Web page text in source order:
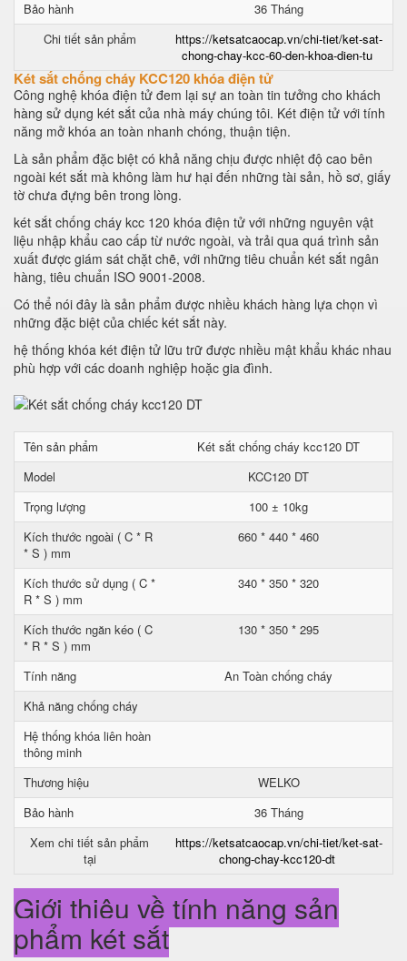
Bảo hành
36 Tháng
Chi tiết sản phẩm
https://ketsatcaocap.vn/chi-tiet/ket-sat-
chong-chay-kcc-60-den-khoa-dien-tu
Két sắt chống cháy KCC120 khóa điện tử
Công nghệ khóa điện tử đem lại sự an toàn tin tưởng cho khách
hàng sử dụng két sắt của nhà máy chúng tôi. Két điện tử với tính
năng mở khóa an toàn nhanh chóng, thuận tiện.
Là sản phẩm đặc biệt có khả năng chịu được nhiệt độ cao bên
ngoài két sắt mà không làm hư hại đến những tài sản, hồ sơ, giấy
tờ chưa đựng bên trong lòng.
két sắt chống cháy kcc 120 khóa điện tử với những nguyên vật
liệu nhập khẩu cao cấp từ nước ngoài, và trải qua quá trình sản
xuất được giám sát chặt chẽ, với những tiêu chuẩn két sắt ngân
hàng, tiêu chuẩn ISO 9001-2008.
Có thể nói đây là sản phẩm được nhiều khách hàng lựa chọn vì
những đặc biệt của chiếc két sắt này.
hệ thống khóa két điện tử lữu trữ được nhiều mật khẩu khác nhau
phù hợp với các doanh nghiệp hoặc gia đình.
Tên sản phẩm
Két sắt chống cháy kcc120 DT
Model
KCC120 DT
Trọng lượng
100 ± 10kg
Kích thước ngoài ( C * R
* S ) mm
660 * 440 * 460
Kích thước sử dụng ( C *
R * S ) mm
340 * 350 * 320
Kích thước ngăn kéo ( C
* R * S ) mm
130 * 350 * 295
Tính năng
An Toàn chống cháy
Khả năng chống cháy
Hệ thống khóa liên hoàn
thông minh
Thương hiệu
WELKO
Bảo hành
36 Tháng
Xem chi tiết sản phẩm
tại
https://ketsatcaocap.vn/chi-tiet/ket-sat-
chong-chay-kcc120-dt
Giới thiệu về tính năng sản
phẩm két sắt